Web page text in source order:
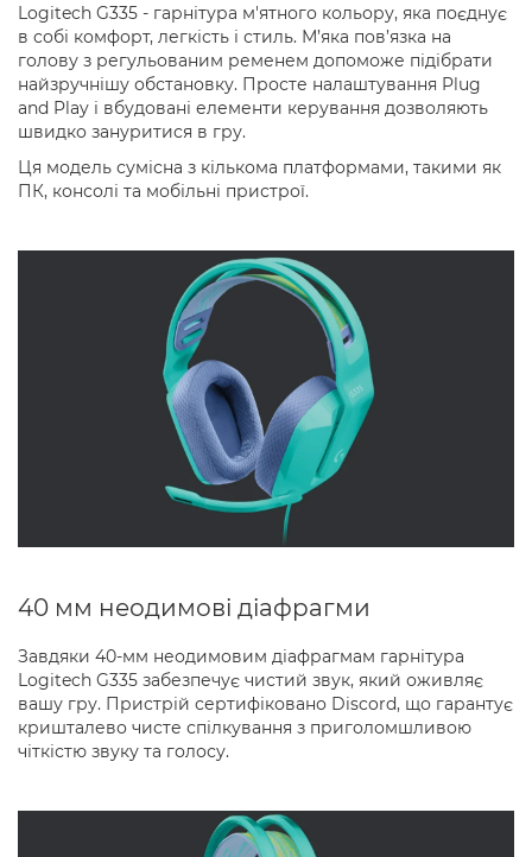
Logitech G335 - гарнітура м'ятного кольору, яка поєднує
в собі комфорт, легкість і стиль. М’яка пов’язка на
голову з регульованим ременем допоможе підібрати
найзручнішу обстановку. Просте налаштування Plug
and Play і вбудовані елементи керування дозволяють
швидко зануритися в гру.
Ця модель сумісна з кількома платформами, такими як
ПК, консолі та мобільні пристрої.
40 мм неодимові діафрагми
Завдяки 40-мм неодимовим діафрагмам гарнітура
Logitech G335 забезпечує чистий звук, який оживляє
вашу гру. Пристрій сертифіковано Discord, що гарантує
кришталево чисте спілкування з приголомшливою
чіткістю звуку та голосу.